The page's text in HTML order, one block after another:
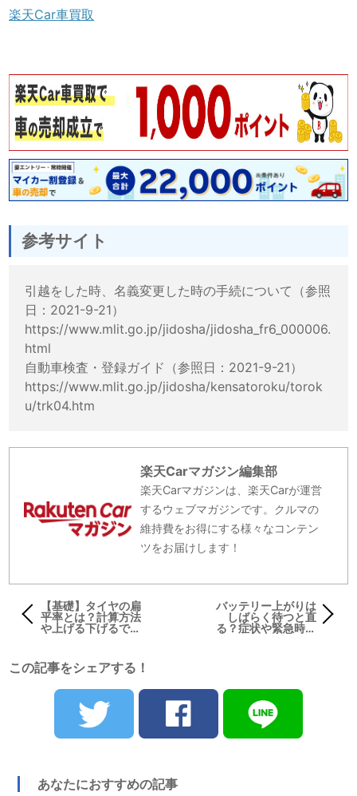
楽天Car車買取
参考サイト
引越をした時、名義変更した時の手続について（参照
日：2021-9-21）
https://www.mlit.go.jp/jidosha/jidosha_fr6_000006.
html
自動車検査・登録ガイド（参照日：2021-9-21）
https://www.mlit.go.jp/jidosha/kensatoroku/torok
u/trk04.htm
楽天Carマガジン編集部
楽天Carマガジンは、楽天Carが運営
するウェブマガジンです。クルマの
維持費をお得にする様々なコンテン
ツをお届けします！
【基礎】タイヤの扁
平率とは？計算方法
や上げる下げるで何
バッテリー上がりは
しばらく待つと直
る？症状や緊急時の
この記事をシェアする！
あなたにおすすめの記事